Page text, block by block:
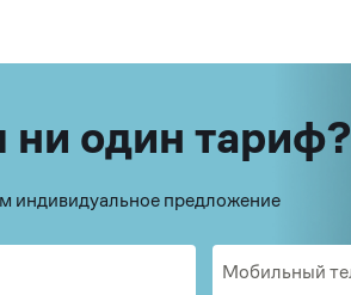
один тариф?
индивидуальное предложение